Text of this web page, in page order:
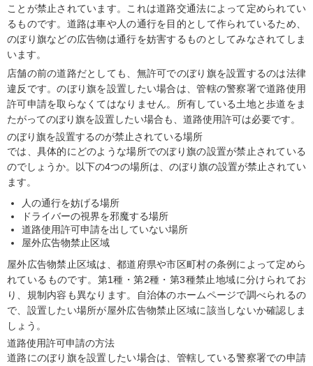
ことが禁止されています。これは道路交通法によって定められてい
るものです。道路は車や人の通行を目的として作られているため、
のぼり旗などの広告物は通行を妨害するものとしてみなされてしま
います。
店舗の前の道路だとしても、無許可でのぼり旗を設置するのは法律
違反です。のぼり旗を設置したい場合は、管轄の警察署で道路使用
許可申請を取らなくてはなりません。所有している土地と歩道をま
たがってのぼり旗を設置したい場合も、道路使用許可は必要です。
のぼり旗を設置するのが禁止されている場所
では、具体的にどのような場所でのぼり旗の設置が禁止されている
のでしょうか。以下の4つの場所は、のぼり旗の設置が禁止されてい
ます。
人の通行を妨げる場所
ドライバーの視界を邪魔する場所
道路使用許可申請を出していない場所
屋外広告物禁止区域
屋外広告物禁止区域は、都道府県や市区町村の条例によって定めら
れているものです。第1種・第2種・第3種禁止地域に分けられてお
り、規制内容も異なります。自治体のホームページで調べられるの
で、設置したい場所が屋外広告物禁止区域に該当しないか確認しま
しょう。
道路使用許可申請の方法
道路にのぼり旗を設置したい場合は、管轄している警察署での申請